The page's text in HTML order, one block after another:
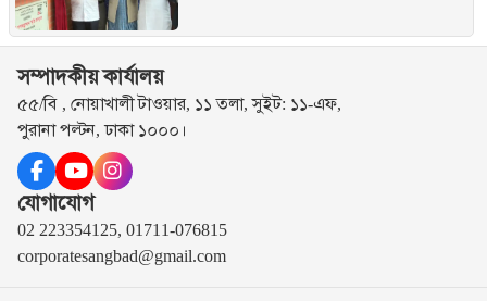
সম্পাদকীয় কার্যালয়
৫৫/বি , নোয়াখালী টাওয়ার, ১১ তলা, সুইট: ১১-এফ,
পুরানা পল্টন, ঢাকা ১০০০।
যোগাযোগ
02 223354125, 01711-076815
corporatesangbad@gmail.com